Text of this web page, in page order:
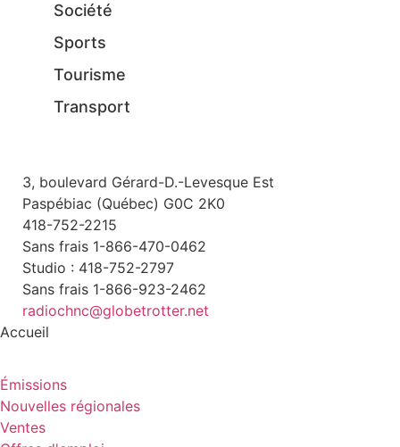
Société
Sports
Tourisme
Transport
3, boulevard Gérard-D.-Levesque Est
Paspébiac (Québec) G0C 2K0
418-752-2215
Sans frais 1-866-470-0462
Studio : 418-752-2797
Sans frais 1-866-923-2462
radiochnc@globetrotter.net
Accueil
Émissions
Nouvelles régionales
Ventes